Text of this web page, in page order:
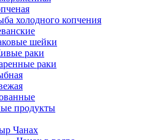
холодного копчения
шейки
раки
раки
продукты
Чанах